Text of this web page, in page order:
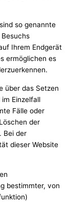
so genannte
Besuchs
Ihrem Endgerät
ermöglichen es
über das Setzen
Einzelfall
Fälle oder
der
Bei der
dieser Website
bestimmter, von